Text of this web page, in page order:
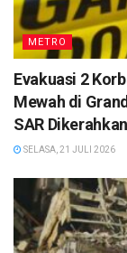
METRO
Evakuasi 2
Mewah di
SAR Dikerahkan
SELASA, 21 JULI 2026